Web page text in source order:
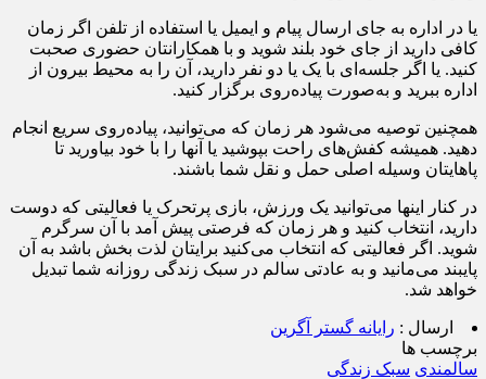
یا در اداره به‌ جای ارسال پیام و ایمیل یا استفاده از تلفن اگر زمان
کافی دارید از جای خود بلند شوید و با همکارانتان حضوری صحبت
کنید. یا اگر جلسه‌ای با یک یا دو نفر دارید، آن را به محیط بیرون از
اداره ببرید و به‌صورت پیاده‌روی برگزار کنید.
همچنین توصیه می‌شود هر زمان که می‌توانید، پیاده‌روی سریع انجام
دهید. همیشه کفش‌های راحت بپوشید یا آنها را با خود بیاورید تا
پاهایتان وسیله اصلی حمل و نقل شما باشند.
در کنار اینها می‌توانید یک ورزش، بازی پرتحرک یا فعالیتی که دوست
دارید، انتخاب کنید و هر زمان که فرصتی پیش آمد با آن سرگرم
شوید. اگر فعالیتی که انتخاب می‌کنید برایتان لذت بخش باشد به آن
پایبند می‌مانید و به عادتی سالم در سبک زندگی روزانه شما تبدیل
خواهد شد.
ارسال : رایانه گستر آگرین
برچسب ها
سالمندی سبک زندگی